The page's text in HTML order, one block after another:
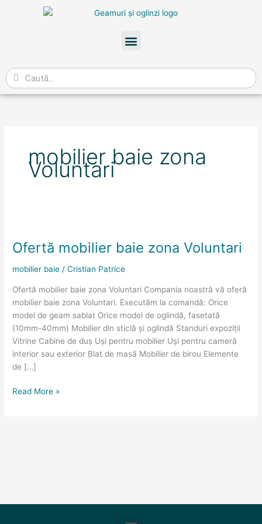
Meniu
Caută
mobilier baie zona
Voluntari
Ofertă mobilier baie zona Voluntari
mobilier baie /Cristian Patrice
Ofertă mobilier baie zona Voluntari Compania noastră vă oferă
mobilier baie zona Voluntari. Executăm la comandă: Orice
model de geam sablat Orice model de oglindă, fasetată
(10mm-40mm) Mobilier din sticlă și oglindă Standuri expoziții
Vitrine Cabine de duș Uși pentru mobilier Uși pentru cameră
interior sau exterior Blat de masă Mobilier de birou Elemente
de […]
baie
Voluntari
Read More »